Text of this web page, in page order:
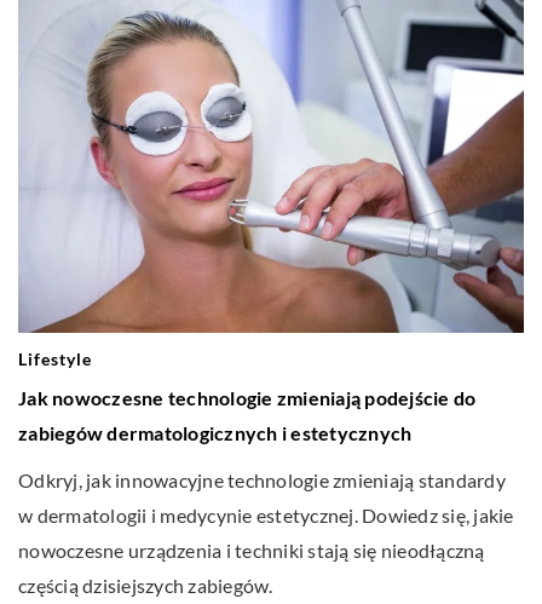
Lifestyle
Jak nowoczesne technologie zmieniają podejście do
zabiegów dermatologicznych i estetycznych
Odkryj, jak innowacyjne technologie zmieniają standardy
w dermatologii i medycynie estetycznej. Dowiedz się, jakie
nowoczesne urządzenia i techniki stają się nieodłączną
częścią dzisiejszych zabiegów.